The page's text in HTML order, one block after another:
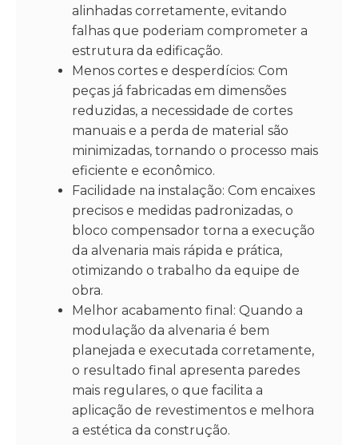
alinhadas corretamente, evitando
falhas que poderiam comprometer a
estrutura da edificação.
Menos cortes e desperdícios: Com
peças já fabricadas em dimensões
reduzidas, a necessidade de cortes
manuais e a perda de material são
minimizadas, tornando o processo mais
eficiente e econômico.
Facilidade na instalação: Com encaixes
precisos e medidas padronizadas, o
bloco compensador torna a execução
da alvenaria mais rápida e prática,
otimizando o trabalho da equipe de
obra.
Melhor acabamento final: Quando a
modulação da alvenaria é bem
planejada e executada corretamente,
o resultado final apresenta paredes
mais regulares, o que facilita a
aplicação de revestimentos e melhora
a estética da construção.